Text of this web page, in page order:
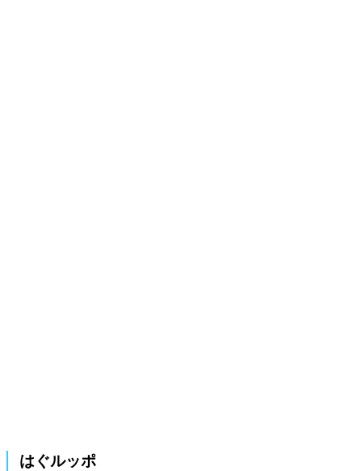
はぐルッポ